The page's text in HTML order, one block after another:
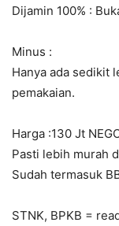
Dijamin 100% :
Minus :
Hanya ada sedikit
pemakaian.
Harga :130 Jt
Pasti lebih murah
Sudah termasuk
STNK, BPKB =